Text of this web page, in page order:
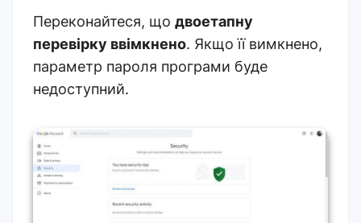
Переконайтеся, що двоетапну
перевірку ввімкнено. Якщо її вимкнено,
параметр пароля програми буде
недоступний.